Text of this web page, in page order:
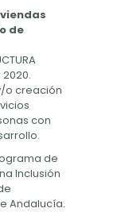
de
2020.
o creación
con
de
Inclusión
Andalucía.